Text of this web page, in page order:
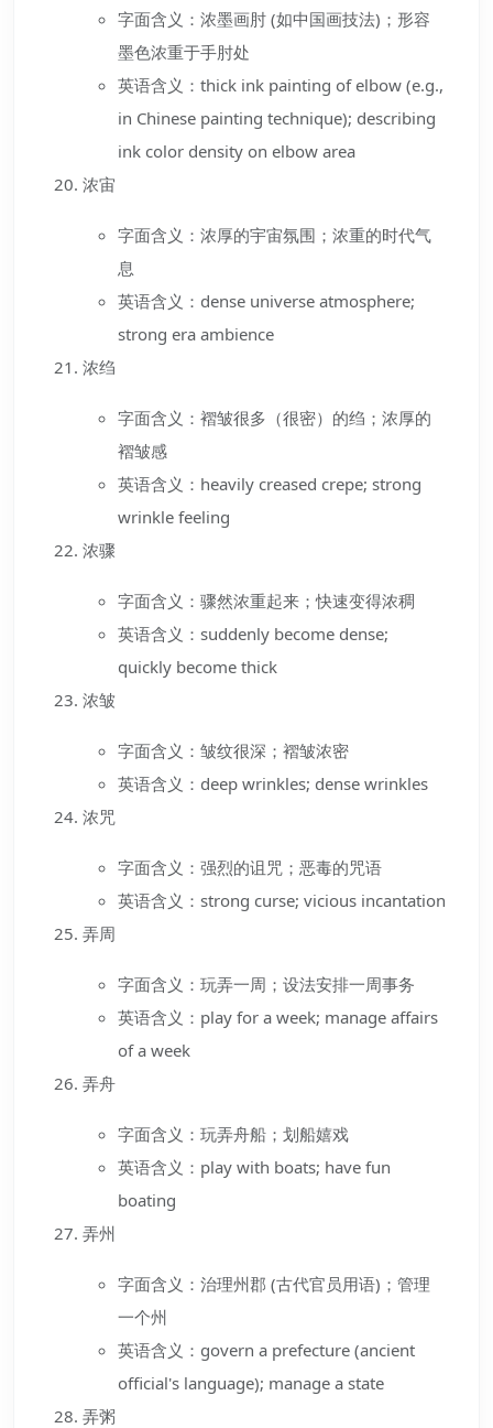
字面含义：浓墨画肘 (如中国画技法)；形容
墨色浓重于手肘处
英语含义：thick ink painting of elbow (e.g.,
in Chinese painting technique); describing
ink color density on elbow area
浓宙
字面含义：浓厚的宇宙氛围；浓重的时代气
息
英语含义：dense universe atmosphere;
strong era ambience
浓绉
字面含义：褶皱很多（很密）的绉；浓厚的
褶皱感
英语含义：heavily creased crepe; strong
wrinkle feeling
浓骤
字面含义：骤然浓重起来；快速变得浓稠
英语含义：suddenly become dense;
quickly become thick
浓皱
字面含义：皱纹很深；褶皱浓密
英语含义：deep wrinkles; dense wrinkles
浓咒
字面含义：强烈的诅咒；恶毒的咒语
英语含义：strong curse; vicious incantation
弄周
字面含义：玩弄一周；设法安排一周事务
英语含义：play for a week; manage affairs
of a week
弄舟
字面含义：玩弄舟船；划船嬉戏
英语含义：play with boats; have fun
boating
弄州
字面含义：治理州郡 (古代官员用语)；管理
一个州
英语含义：govern a prefecture (ancient
official's language); manage a state
弄粥